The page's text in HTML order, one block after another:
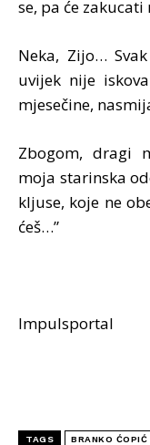
se, pa će zakucati
Neka, Zijo…
uvijek nije
mjesečine,
Zbogom, dragi
moja starinska
kljuse, koje ne
ćeš…”
Impulsportal
TAGS BRANKO ĆOPIĆ